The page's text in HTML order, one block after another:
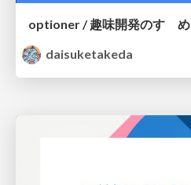
optioner / 趣味開発のすゝめ
daisuketakeda